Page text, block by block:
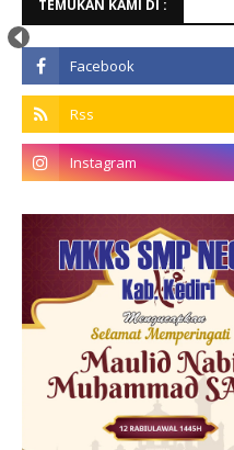
TEMUKAN KAMI DI :